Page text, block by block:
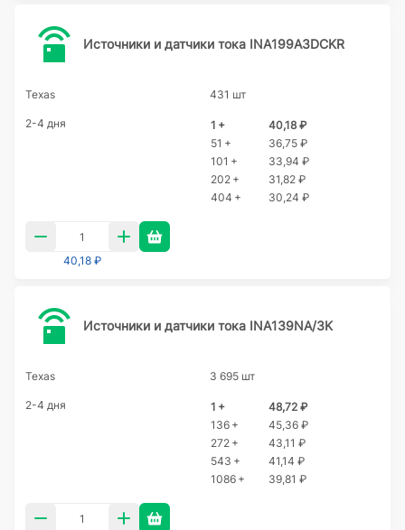
Источники и датчики тока INA199A3DCKR
Texas 431 шт
2-4 дня 1 +
40,18 ₽
51 +
36,75 ₽
101 +
33,94 ₽
202 +
31,82 ₽
404 +
30,24 ₽
40,18 ₽
Источники и датчики тока INA139NA/3K
Texas 3 695 шт
2-4 дня 1 +
48,72 ₽
136 +
45,36 ₽
272 +
43,11 ₽
543 +
41,14 ₽
1086 +
39,81 ₽